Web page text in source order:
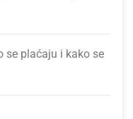
se plaćaju i kako se